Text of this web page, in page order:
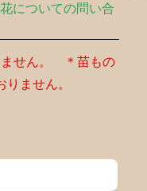
についての問い合
ません。 ＊苗もの
ません。